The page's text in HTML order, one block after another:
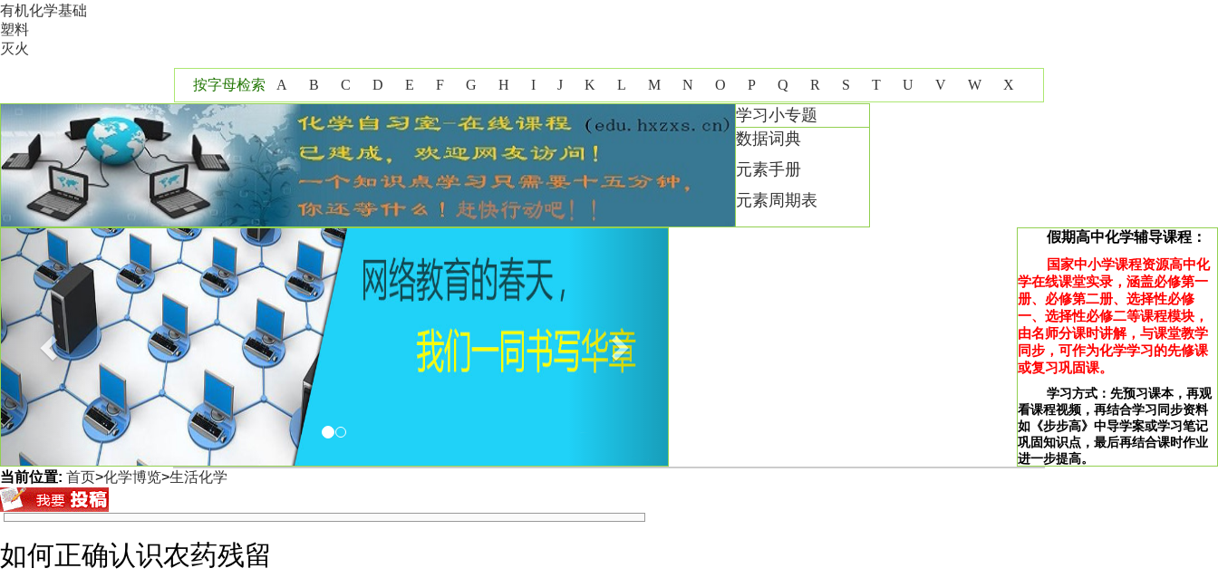
有机化学基础
塑料
灭火
按字母检索 A B C D E F G H I J K L M N O P Q R S T U V W X
Y Z
学习小专题
数据词典
元素手册
元素周期表
Previous 假期高中化学辅导课程：
国家中小学课程资源高中化
学在线课堂实录，涵盖必修第一
册、必修第二册、选择性必修
一、选择性必修二等课程模块，
由名师分课时讲解，与课堂教学
同步，可作为化学学习的先修课
或复习巩固课。
学习方式：先预习课本，再观
看课程视频，再结合学习同步资料
如《步步高》中导学案或学习笔记
巩固知识点，最后再结合课时作业
进一步提高。
<
当前位置: 首页>化学博览>生活化学
如何正确认识农药残留